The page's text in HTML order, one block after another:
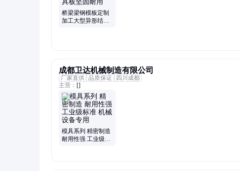
桥梁梁钢模板定制
加工大型异形结构
成都卫达机械制造有限公司
厂家直供 品质保证
四川成都
主营： []
模具系列 精密制造
耐用性强 工业级标